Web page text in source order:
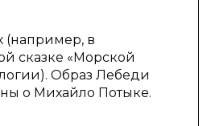
(например, в
сказке «Морской
Образ Лебеди
о Михайло Потыке.